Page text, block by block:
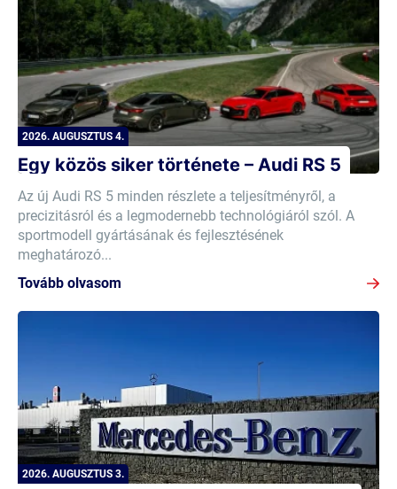
2026. AUGUSZTUS 4.
Egy közös siker története – Audi RS 5
Az új Audi RS 5 minden részlete a teljesítményről, a
precizitásról és a legmodernebb technológiáról szól. A
sportmodell gyártásának és fejlesztésének
meghatározó...
Tovább olvasom
2026. AUGUSZTUS 3.